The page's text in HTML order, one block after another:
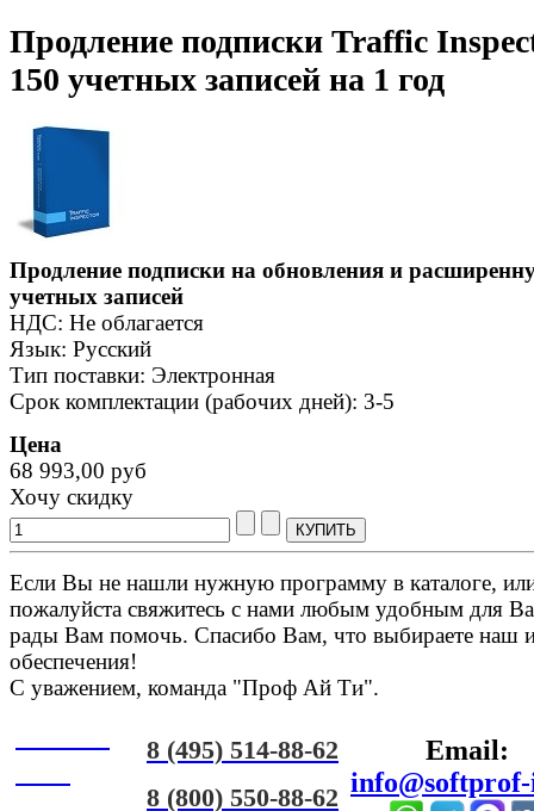
Продление подписки Traffic
150 учетных записей на 1 год
Продление подписки на обновления и
учетных записей
НДС: Не облагается
Язык: Русский
Тип поставки: Электронная
Срок комплектации (рабочих дней): 3-5
Цена
68 993,00 руб
Хочу скидку
Если Вы не нашли нужную программу в каталоге,
пожалуйста свяжитесь с нами любым удобным для
рады Вам помочь. Спасибо Вам, что выбираете наш
обеспечения!
С уважением, команда "Проф Ай Ти".
8 (495) 514-88-62
8 (800) 550-88-62
Email: